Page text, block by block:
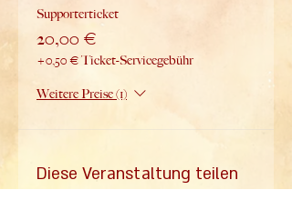
Supporterticket
20,00 €
+0,50 € Ticket-Servicegebühr
Weitere Preise (1)
Diese Veranstaltung teilen